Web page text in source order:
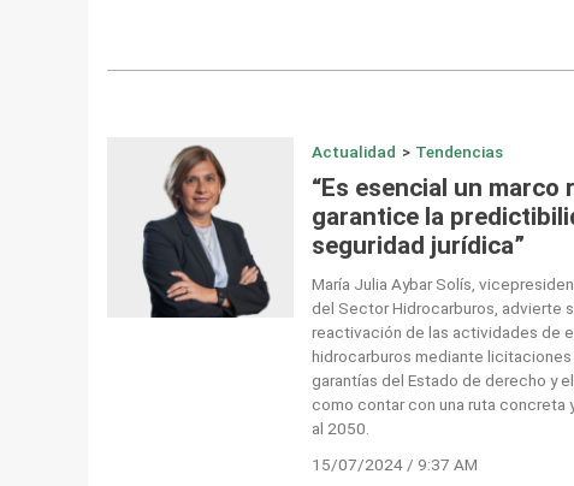
Actualidad > Tendencias
“Es esencial un
garantice la
seguridad jurídica”
María Julia Aybar Solís,
del Sector Hidrocarburos, advierte
reactivación de las actividades de
hidrocarburos mediante
garantías del Estado de derecho y
como contar con una ruta concreta
al 2050.
15/07/2024 / 9:37 AM